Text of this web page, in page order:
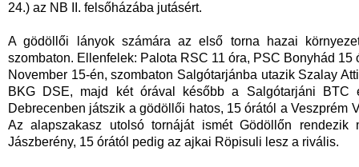
24.) az NB II. felsőházába jutásért.
A gödöllői lányok számára az első torna hazai
szombaton. Ellenfelek: Palota RSC 11 óra, PSC Bonyhád 15
November 15-én, szombaton Salgótarjánba utazik Szalay
BKG DSE, majd két órával később a Salgótarjáni BTC
Debrecenben játszik a gödöllői hatos, 15 órától a Veszprém
Az alapszakasz utolsó tornáját ismét Gödöllőn rendezik
Jászberény, 15 órától pedig az ajkai Röpisuli lesz a rivális.